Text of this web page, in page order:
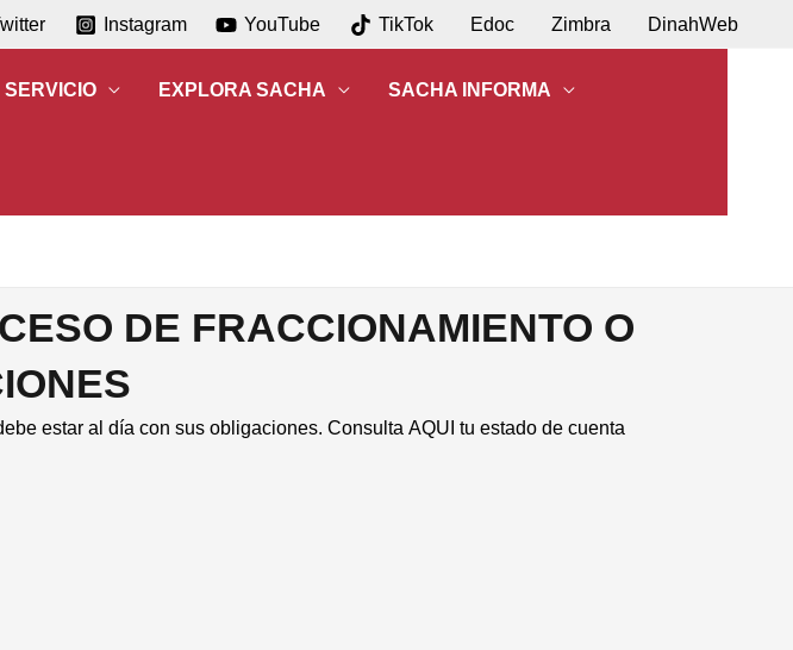
Instagram YouTube TikTok Edoc Zimbra DinahWeb
SERVICIO EXPLORA SACHA SACHA INFORMA
DE FRACCIONAMIENTO O
estar al día con sus obligaciones. Consulta AQUI tu estado de cuenta